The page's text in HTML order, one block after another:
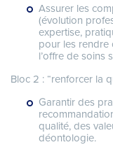
Assurer les
(évolution
expertise,
pour les rendre
l’offre de soins
Bloc 2 : “renforcer la
Garantir des
qualité, des
déontologie.